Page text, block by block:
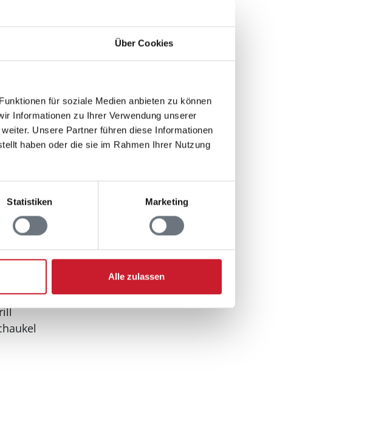
Über Cookies
für soziale Medien anbieten zu können
Informationen zu Ihrer Verwendung unserer
Unsere Partner führen diese Informationen
haben oder die sie im Rahmen Ihrer Nutzung
Statistiken Marketing
Alle zulassen
Duschen: 3
Toiletten: 3
Fernsehen